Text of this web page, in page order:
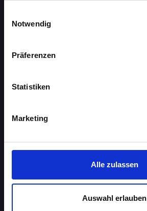
Notwendig
Präferenzen
Statistiken
Marketing
Alle zulassen
Auswahl erlauben
AACHEN
BIELEFELD
DRESDEN